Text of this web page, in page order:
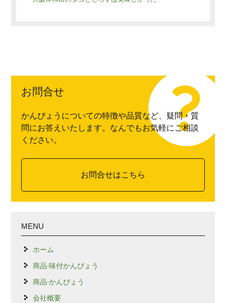
お問合せ
かんぴょうについての特徴や品質など、疑問・質
問にお答えいたします。なんでもお気軽にご相談
ください。
お問合せはこちら
MENU
ホーム
商品-味付かんぴょう
商品-かんぴょう
会社概要